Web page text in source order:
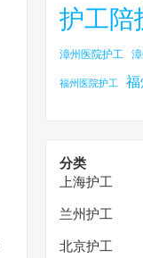
护工陪
漳州医院护工
福州医院护工 福
分类
上海护工
兰州护工
北京护工